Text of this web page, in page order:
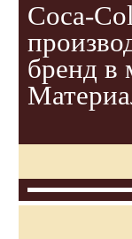
Coca-
бренд в